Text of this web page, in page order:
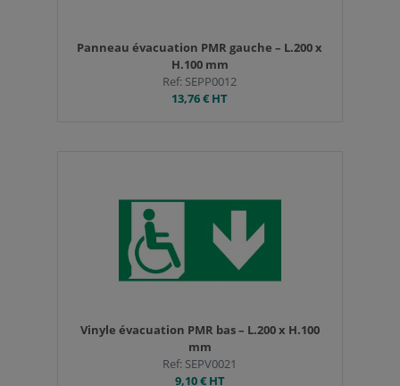
Panneau évacuation PMR gauche – L.200 x
H.100 mm
Ref: SEPP0012
13,76 € HT
Vinyle évacuation PMR bas – L.200 x H.100
mm
Ref: SEPV0021
9,10 €HT